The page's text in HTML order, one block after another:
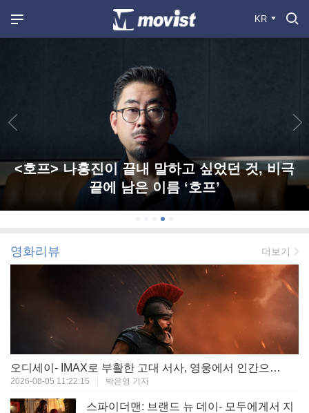
KR
<호프> 나홍진이 끝내 말하고 싶었던 것, 비극
끝에 남은 이름 ‘호프’
영화리뷰 더보기
오디세이- IMAX로 부활한 고대 서사, 영웅에서 인간으로의 귀환 (오락성 9 | 작품성 9)
2026-08-05 11:22:15 박은영 기자
스파이더맨: 브랜드 뉴 데이- 모두에게서 지